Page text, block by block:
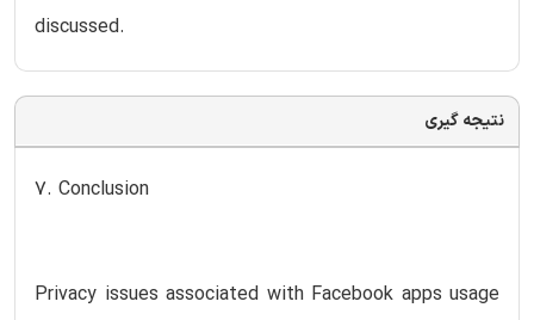
discussed.
نتیجه گیری
7. Conclusion
Privacy issues associated with Facebook apps usage